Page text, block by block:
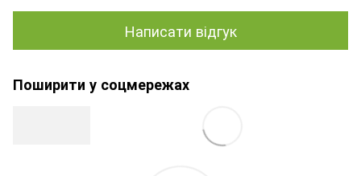
Написати відгук
Поширити у соцмережах